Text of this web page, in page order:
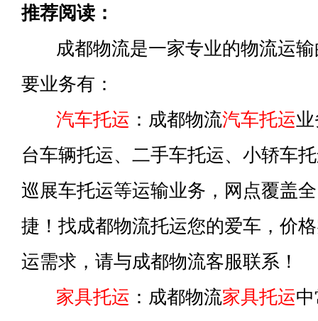
推荐阅读：
成都物流是一家专业的物流运输
要业务有：
汽车托运 ：成都物流汽车托运
台车辆托运、二手车托运、小轿车
巡展车托运等运输业务，网点覆盖
捷！找成都物流托运您的爱车，价
运需求，请与成都物流客服联系！
家具托运 ：成都物流家具托运